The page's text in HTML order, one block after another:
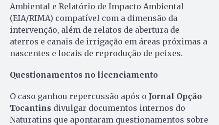
Ambiental e Relatório de Impacto Ambiental
(EIA/RIMA) compatível com a dimensão da
intervenção, além de relatos de abertura de
aterros e canais de irrigação em áreas próximas a
nascentes e locais de reprodução de peixes.
Questionamentos no licenciamento
O caso ganhou repercussão após o Jornal Opção
Tocantins divulgar documentos internos do
Naturatins que apontaram questionamentos sobre